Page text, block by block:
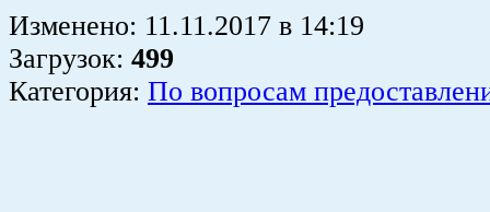
Изменено: 11.11.2017 в 14:19
Загрузок: 499
Категория: По вопросам